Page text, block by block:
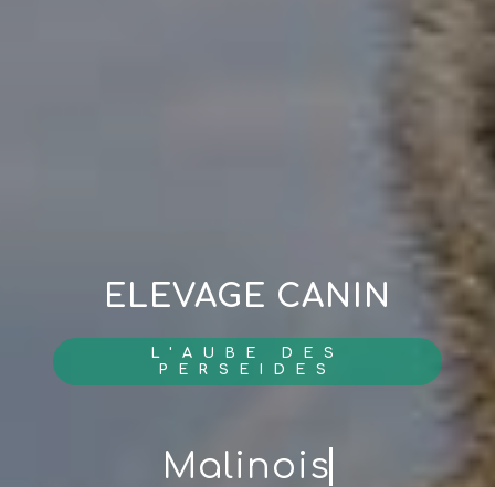
ELEVAGE CANIN
L'AUBE DES
PERSEIDES
Malinois